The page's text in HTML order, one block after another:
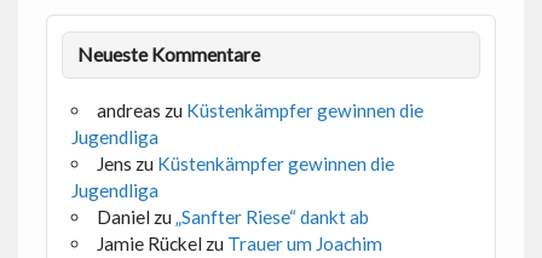
Neueste Kommentare
andreas zu Küstenkämpfer gewinnen die
Jugendliga
Jens zu Küstenkämpfer gewinnen die
Jugendliga
Danielzu „Sanfter Riese“ dankt ab
Jamie Rückelzu Trauer um Joachim